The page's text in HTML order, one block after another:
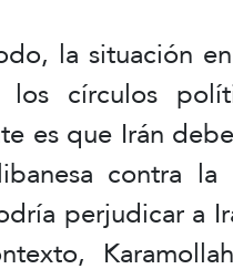
la situación
círculos
es que Irán
contra
perjudicar a